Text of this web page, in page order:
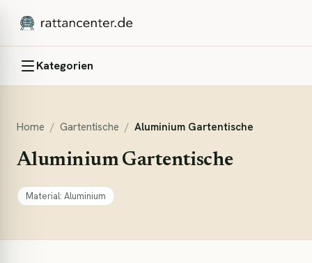
Kategorien
Home / Gartentische / Aluminium Gartentische
Aluminium Gartentische
Material: Aluminium